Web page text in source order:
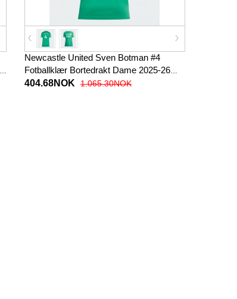
Newcastle United Sven Botman #4
Fotballklær Bortedrakt Dame 2025-26
Kortermet
404.68NOK 1.065.30NOK